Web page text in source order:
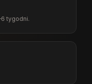
tygodni.